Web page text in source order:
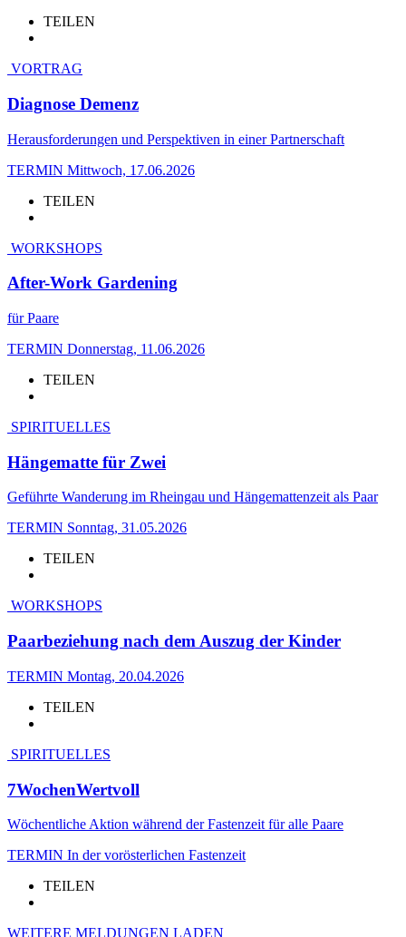
TEILEN
VORTRAG
Diagnose Demenz
Herausforderungen und Perspektiven in einer Partnerschaft
TERMIN Mittwoch, 17.06.2026
TEILEN
WORKSHOPS
After-Work Gardening
für Paare
TERMIN Donnerstag, 11.06.2026
TEILEN
SPIRITUELLES
Hängematte für Zwei
Geführte Wanderung im Rheingau und Hängemattenzeit als Paar
TERMIN Sonntag, 31.05.2026
TEILEN
WORKSHOPS
Paarbeziehung nach dem Auszug der Kinder
TERMIN Montag, 20.04.2026
TEILEN
SPIRITUELLES
7WochenWertvoll
Wöchentliche Aktion während der Fastenzeit für alle Paare
TERMIN In der vorösterlichen Fastenzeit
TEILEN
WEITERE MELDUNGEN LADEN